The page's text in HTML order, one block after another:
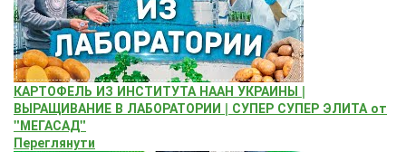
КАРТОФЕЛЬ ИЗ ИНСТИТУТА НААН УКРАИНЫ |
ВЫРАЩИВАНИЕ В ЛАБОРАТОРИИ | СУПЕР СУПЕР ЭЛИТА от
"МЕГАСАД"
Переглянути